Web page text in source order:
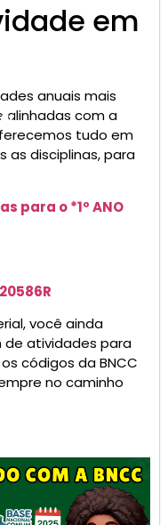
em
anuais mais
alinhadas com a
tudo em
as disciplinas, para
para o *1º ANO
você ainda
de atividades para
códigos da BNCC
no caminho